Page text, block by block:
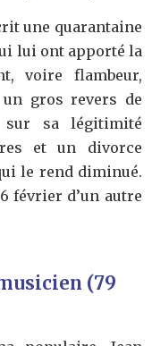
une quarantaine
lui ont apporté la
voire flambeur,
gros revers de
sur sa légitimité
et un divorce
le rend diminué.
février d’un autre
(79